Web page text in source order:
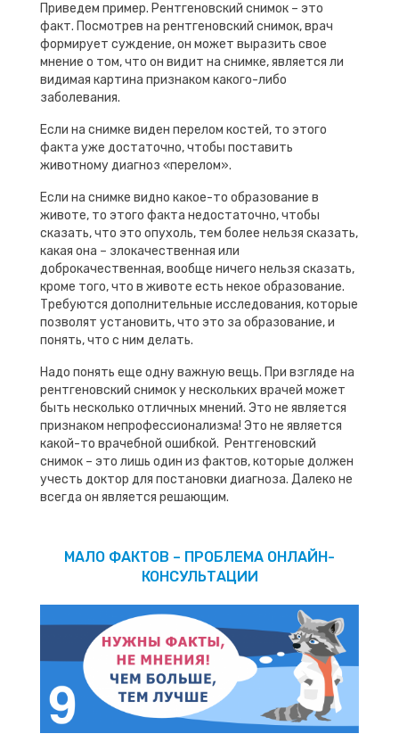
Приведем пример. Рентгеновский снимок – это
факт. Посмотрев на рентгеновский снимок, врач
формирует суждение, он может выразить свое
мнение о том, что он видит на снимке, является ли
видимая картина признаком какого-либо
заболевания.
Если на снимке виден перелом костей, то этого
факта уже достаточно, чтобы поставить
животному диагноз «перелом».
Если на снимке видно какое-то образование в
животе, то этого факта недостаточно, чтобы
сказать, что это опухоль, тем более нельзя сказать,
какая она – злокачественная или
доброкачественная, вообще ничего нельзя сказать,
кроме того, что в животе есть некое образование.
Требуются дополнительные исследования, которые
позволят установить, что это за образование, и
понять, что с ним делать.
Надо понять еще одну важную вещь. При взгляде на
рентгеновский снимок у нескольких врачей может
быть несколько отличных мнений. Это не является
признаком непрофессионализма! Это не является
какой-то врачебной ошибкой. Рентгеновский
снимок – это лишь один из фактов, которые должен
учесть доктор для постановки диагноза. Далеко не
всегда он является решающим.
МАЛО ФАКТОВ – ПРОБЛЕМА ОНЛАЙН-
КОНСУЛЬТАЦИИ